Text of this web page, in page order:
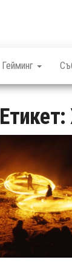
Гейминг
Етикет: